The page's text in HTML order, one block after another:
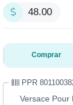
48.00
Comprar
PPR
Versace Pour